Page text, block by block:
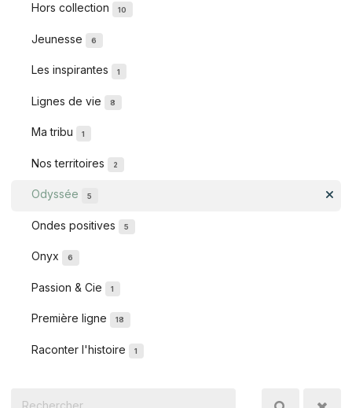
Hors collection 10
Jeunesse 6
Les inspirantes 1
Lignes de vie 8
Ma tribu 1
Nos territoires 2
Odyssée 5
Ondes positives 5
Onyx 6
Passion & Cie 1
Première ligne 18
Raconter l'histoire 1